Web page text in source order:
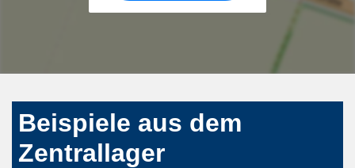
Beispiele aus dem
Zentrallager